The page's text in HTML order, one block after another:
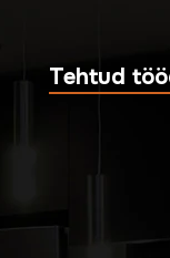
Tehtud